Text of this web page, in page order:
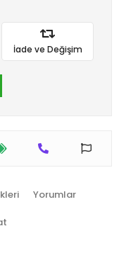
İade ve Değişim
Yorumlar